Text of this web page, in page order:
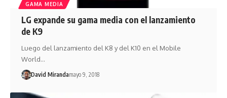
GAMA MEDIA
LG expande su gama media con el lanzamiento
de K9
Luego del lanzamiento del K8 y del K10 en el Mobile
World…
David Mirandamayo 9, 2018